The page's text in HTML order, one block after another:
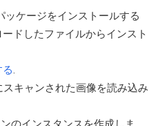
ッケージをインストールする
ドしたファイルからインスト
.
キャンされた画像を読み込み